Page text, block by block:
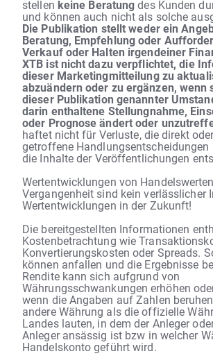
stellen keine Beratungdes Kunden
und können auch nicht als solche
Die Publikation stellt weder ein
Beratung, Empfehlung oder
Verkauf oder Halten irgendeiner
XTB ist nicht dazu verpflichtet, die
dieser Marketingmitteilung zu
abzuändern oder zu ergänzen, wenn
dieser Publikation genannter
darin enthaltene Stellungnahme,
oder Prognose ändert oder
haftet nicht für Verluste, die direkt
getroffene Handlungsentscheidungen
die Inhalte der Veröffentlichungen
Wertentwicklungen von
Vergangenheit sind kein verlässlicher
Wertentwicklungen in der Zukunft!
Die bereitgestellten Informationen
Kostenbetrachtung wie
Konvertierungskosten oder Spreads.
können anfallen und die Ergebnisse
Rendite kann sich aufgrund von
Währungsschwankungen erhöhen
wenn die Angaben auf Zahlen
andere Währung als die offizielle
Landes lauten, in dem der Anleger
Anleger ansässig ist bzw in welcher
Handelskonto geführt wird.